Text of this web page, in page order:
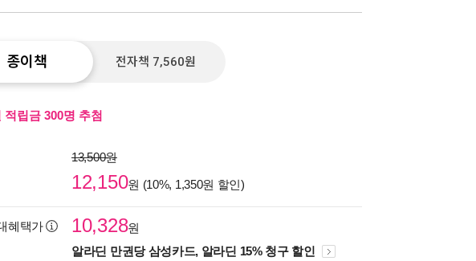
종이책 전자책 7,560원
적립금 300명 추첨
13,500원
12,150원 (10%, 1,350원 할인)
혜택가 10,328원
알라딘 만권당 삼성카드, 알라딘 15% 청구 할인